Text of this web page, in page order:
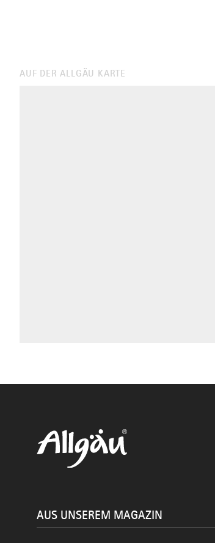
AUF DER ALLGÄU KARTE
AUS UNSEREM MAGAZIN